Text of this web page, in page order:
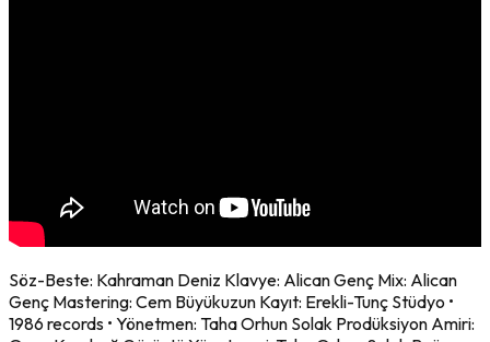
Söz-Beste: Kahraman Deniz Klavye: Alican Genç Mix: Alican
Genç Mastering: Cem Büyükuzun Kayıt: Erekli-Tunç Stüdyo •
1986 records • Yönetmen: Taha Orhun Solak Prodüksiyon Amiri: